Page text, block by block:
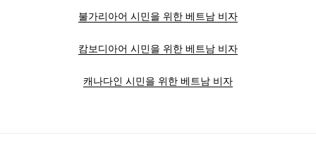
불가리아어 시민을 위한 베트남 비자
캄보디아어 시민을 위한 베트남 비자
캐나다인 시민을 위한 베트남 비자